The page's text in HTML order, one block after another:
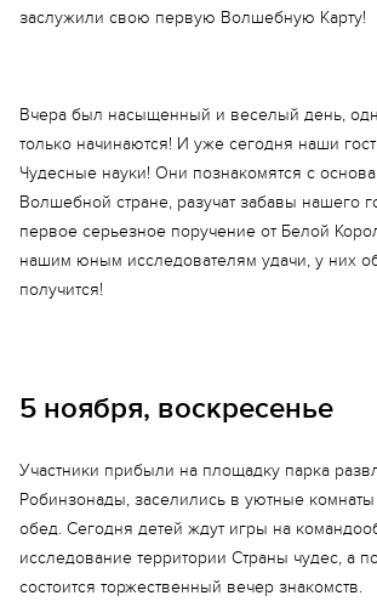
заслужили свою первую Волшебную Карту!
Вчера был насыщенный и веселый день,
только начинаются! И уже сегодня наши
Чудесные науки! Они познакомятся с
Волшебной стране, разучат забавы нашего
первое серьезное поручение от Белой
нашим юным исследователям удачи, у них
получится!
5 ноября, воскресенье
Участники прибыли на площадку парка
Робинзонады, заселились в уютные
обед. Сегодня детей ждут игры на
исследование территории Страны чудес, а
состоится торжественный вечер знакомств.